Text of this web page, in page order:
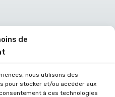
de
nous utilisons des
pour stocker et/ou accéder aux
à ces technologies